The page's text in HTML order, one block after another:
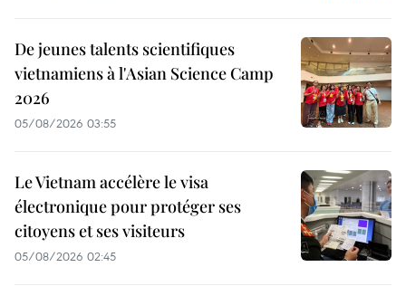
De jeunes talents scientifiques
vietnamiens à l'Asian Science Camp
2026
05/08/2026 03:55
Le Vietnam accélère le visa
électronique pour protéger ses
citoyens et ses visiteurs
05/08/2026 02:45